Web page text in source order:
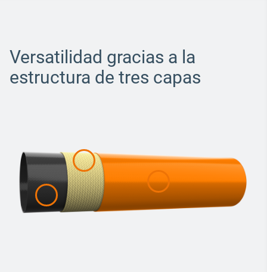
Versatilidad gracias a la
estructura de tres capas